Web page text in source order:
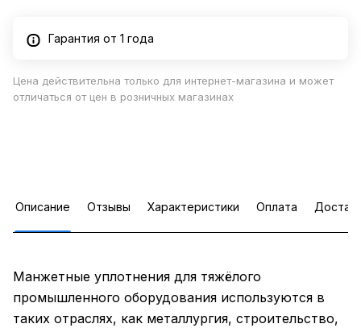
Гарантия от 1 года
Цена действительна только для интернет-магазина и может
отличаться от цен в розничных магазинах
Описание Отзывы Характеристики Оплата
Манжетные уплотнения для тяжёлого
промышленного оборудования используются в
таких отраслях, как металлургия, строительство,